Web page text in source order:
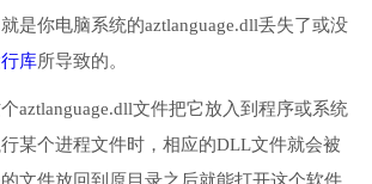
是你电脑系统的aztlanguage.dll丢失了或没
库所导致的。
aztlanguage.dll文件把它放入到程序或系统
某个进程文件时，相应的DLL文件就会被
文件放回到原目录之后就能打开这个软件